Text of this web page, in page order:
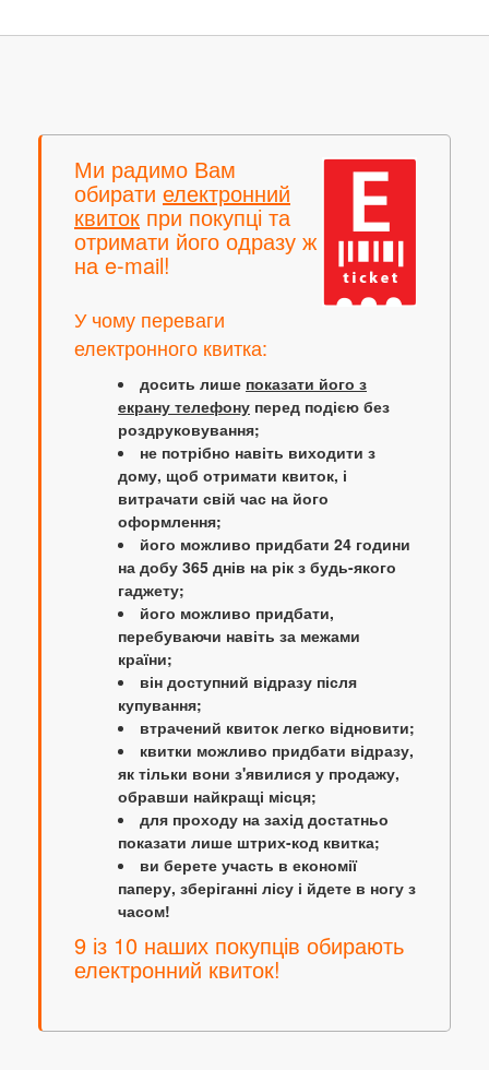
Ми радимо Вам
обирати електронний
квиток при покупці та
отримати його одразу ж
на e-mail!
У чому переваги
електронного квитка:
досить лише показати його з
екрану телефону перед подією без
роздруковування;
не потрібно навіть виходити з
дому, щоб отримати квиток, і
витрачати свій час на його
оформлення;
його можливо придбати 24 години
на добу 365 днів на рік з будь-якого
гаджету;
його можливо придбати,
перебуваючи навіть за межами
країни;
він доступний відразу після
купування;
втрачений квиток легко відновити;
квитки можливо придбати відразу,
як тільки вони з'явилися у продажу,
обравши найкращі місця;
для проходу на захід достатньо
показати лише штрих-код квитка;
ви берете участь в економії
паперу, зберіганні лісу і йдете в ногу з
часом!
9 із 10 наших покупців обирають
електронний квиток!